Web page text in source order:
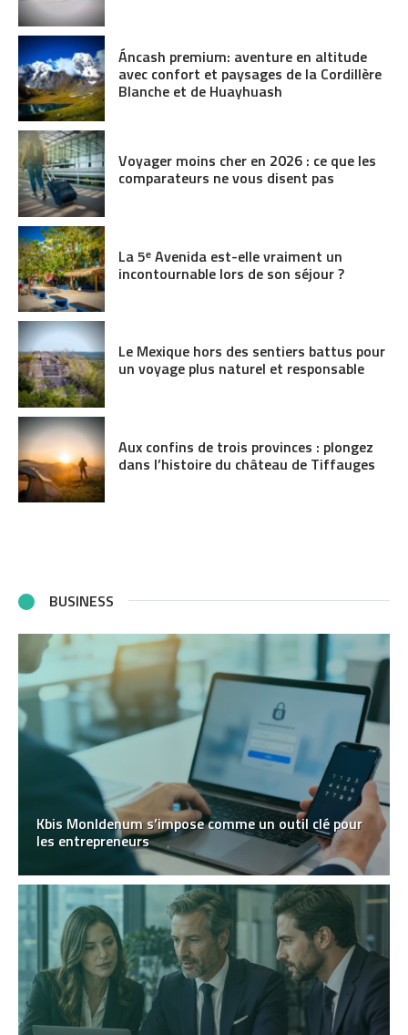
Áncash premium: aventure en altitude
avec confort et paysages de la Cordillère
Blanche et de Huayhuash
Voyager moins cher en 2026 : ce que les
comparateurs ne vous disent pas
La 5ᵉ Avenida est-elle vraiment un
incontournable lors de son séjour ?
Le Mexique hors des sentiers battus pour
un voyage plus naturel et responsable
Aux confins de trois provinces : plongez
dans l’histoire du château de Tiffauges
BUSINESS
Kbis MonIdenum s’impose comme un outil clé pour
les entrepreneurs